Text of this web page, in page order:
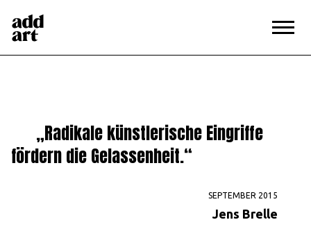
Magazin
„Radikale künstlerische Eingriffe
fördern die Gelassenheit.“
SEPTEMBER 2015
Jens Brelle